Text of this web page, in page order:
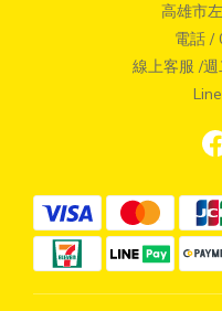
高雄市
電話 /
線上客服 /